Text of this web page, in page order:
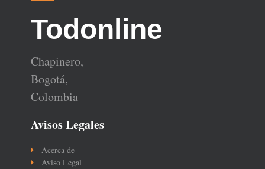
Todonline
Chapinero,
Bogotá,
Colombia
Avisos Legales
Acerca de
Aviso Legal